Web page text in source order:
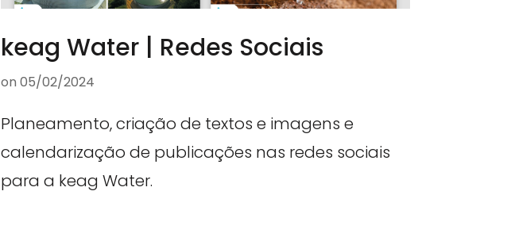
keag Water | Redes Sociais
on 05/02/2024
Planeamento, criação de textos e imagens e
calendarização de publicações nas redes sociais
para a keag Water.